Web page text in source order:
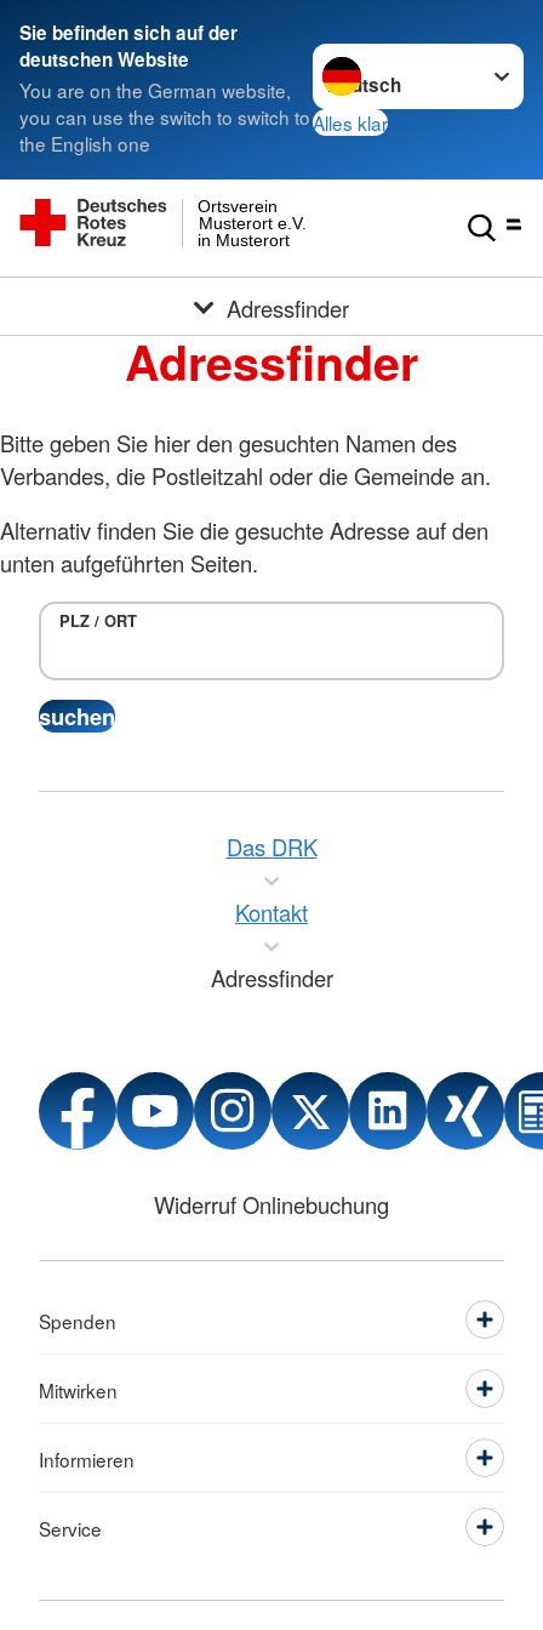
Sie befinden sich auf der
deutschen Website
You are on the German website,
you can use the switch to switch to
the English one
Sprache wechseln zu
Alles klar
in Musterort
Musterort e.V.
Ortsverein
Adressfinder
Adressfinder
Bitte geben Sie hier den gesuchten Namen des
Verbandes, die Postleitzahl oder die Gemeinde an.
Alternativ finden Sie die gesuchte Adresse auf den
unten aufgeführten Seiten.
PLZ / ORT
Das DRK
Kontakt
Adressfinder
Widerruf Onlinebuchung
Spenden
Mitwirken
Informieren
Service